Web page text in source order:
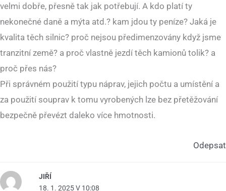
velmi dobře, přesně tak jak potřebují. A kdo platí ty
nekonečné daně a mýta atd.? kam jdou ty peníze? Jaká je
kvalita těch silnic? proč nejsou předimenzovány když jsme
tranzitní země? a proč vlastně jezdí těch kamionů tolik? a
proč přes nás?
Při správném použití typu náprav, jejich počtu a umístění a
za použití souprav k tomu vyrobených lze bez přetěžování
bezpečně převézt daleko více hmotnosti.
Odepsat
JIŘÍ
18. 1. 2025 V 10:08